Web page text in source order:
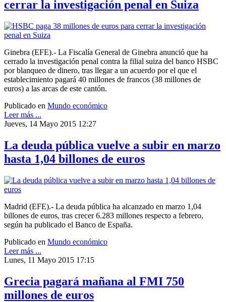
cerrar la investigación penal en Suiza
Ginebra (EFE).- La Fiscalía General de Ginebra anunció que ha
cerrado la investigación penal contra la filial suiza del banco HSBC
por blanqueo de dinero, tras llegar a un acuerdo por el que el
establecimiento pagará 40 millones de francos (38 millones de
euros) a las arcas de este cantón.
Publicado en Mundo económico
Leer más ...
Jueves, 14 Mayo 2015 12:27
La deuda pública vuelve a subir en marzo
hasta 1,04 billones de euros
Madrid (EFE).- La deuda pública ha alcanzado en marzo 1,04
billones de euros, tras crecer 6.283 millones respecto a febrero,
según ha publicado el Banco de España.
Publicado en Mundo económico
Leer más ...
Lunes, 11 Mayo 2015 17:15
Grecia pagará mañana al FMI 750
millones de euros